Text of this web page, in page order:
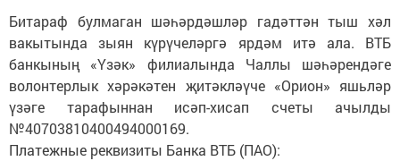
Битараф булмаган шәһәрдәшләр гадәттән тыш хәл
вакытында зыян күрүчеләргә ярдәм итә ала. ВТБ
банкының «Үзәк» филиалында Чаллы шәһәрендәге
волонтерлык хәрәкәтен җитәкләүче «Орион» яшьләр
үзәге тарафыннан исәп-хисап счеты ачылды
№40703810400494000169.
Платежные реквизиты Банка ВТБ (ПАО):